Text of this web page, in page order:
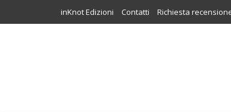
inKnot Edizioni Contatti Richiesta